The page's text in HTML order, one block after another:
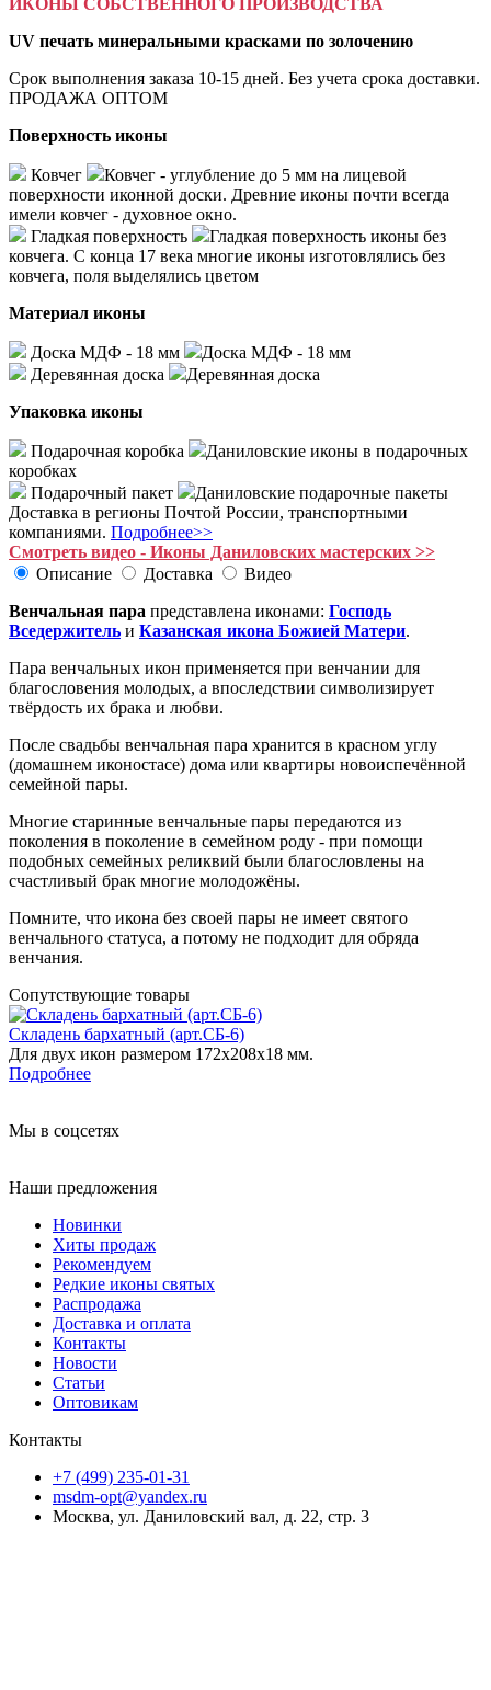
ИКОНЫ СОБСТВЕННОГО ПРОИЗВОДСТВА
UV печать минеральными красками по золочению
Срок выполнения заказа 10-15 дней. Без учета срока доставки.
ПРОДАЖА ОПТОМ
Поверхность иконы
Ковчег
Ковчег - углубление до 5 мм на лицевой
поверхности иконной доски. Древние иконы почти всегда
имели ковчег - духовное окно.
Гладкая поверхность
Гладкая поверхность иконы без
ковчега. С конца 17 века многие иконы изготовлялись без
ковчега, поля выделялись цветом
Материал иконы
Доска МДФ - 18 мм
Доска МДФ - 18 мм
Деревянная доска
Деревянная доска
Упаковка иконы
Подарочная коробка
Даниловские иконы в подарочных
коробках
Подарочный пакет
Даниловские подарочные пакеты
Доставка в регионы Почтой России, транспортными
компаниями. Подробнее>>
Смотреть видео - Иконы Даниловских мастерских >>
Описание
Доставка
Видео
Венчальная пара представлена иконами: Господь
Вседержитель и Казанская икона Божией Матери.
Пара венчальных икон применяется при венчании для
благословения молодых, а впоследствии символизирует
твёрдость их брака и любви.
После свадьбы венчальная пара хранится в красном углу
(домашнем иконостасе) дома или квартиры новоиспечённой
семейной пары.
Многие старинные венчальные пары передаются из
поколения в поколение в семейном роду - при помощи
подобных семейных реликвий были благословлены на
счастливый брак многие молодожёны.
Помните, что икона без своей пары не имеет святого
венчального статуса, а потому не подходит для обряда
венчания.
Сопутствующие товары
Складень бархатный (арт.СБ-6)
Для двух икон размером 172х208х18 мм.
Подробнее
Мы в соцсетях
Наши предложения
Новинки
Хиты продаж
Рекомендуем
Редкие иконы святых
Распродажа
Доставка и оплата
Контакты
Новости
Статьи
Оптовикам
Контакты
+7 (499) 235-01-31
msdm-opt@yandex.ru
Москва, ул. Даниловский вал, д. 22, стр. 3